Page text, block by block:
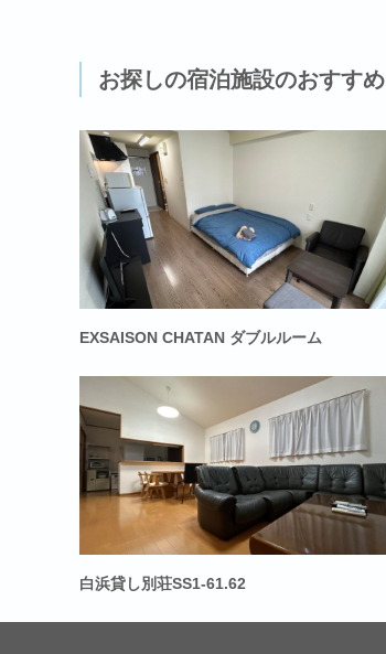
お探しの宿泊施設のおすすめ
EXSAISON CHATAN ダブルルーム
白浜貸し別荘SS1-61.62